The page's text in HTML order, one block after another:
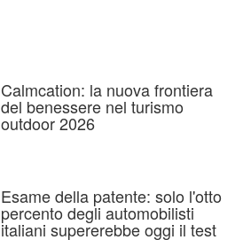
Calmcation: la nuova frontiera
del benessere nel turismo
outdoor 2026
Esame della patente: solo l'otto
percento degli automobilisti
italiani supererebbe oggi il test